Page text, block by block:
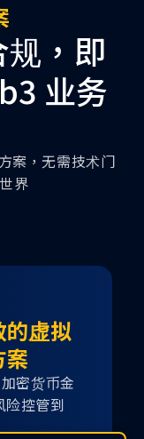
，即
业务
案，无需技术门
界
的虚拟
案
密货币金
险控管到